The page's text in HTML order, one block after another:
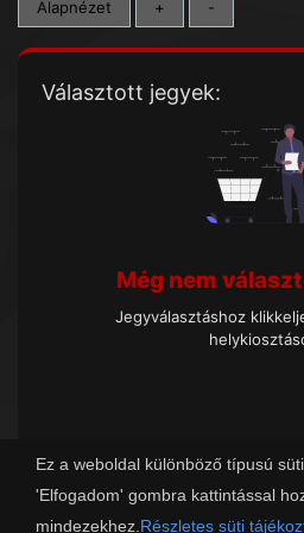
Ez a weboldal különböző típusú
'Elfogadom' gombra kattintással
mindezekhez. Részletes süti
Alapnézet + -
Választott jegyek:
Még nem
Jegyválasztáshoz